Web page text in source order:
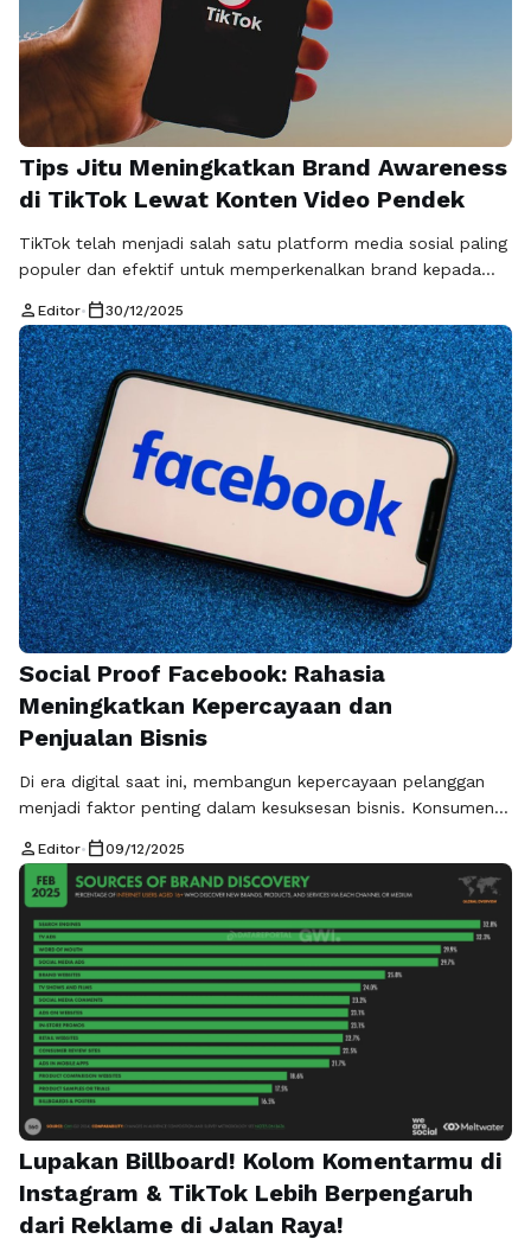
Tips Jitu Meningkatkan Brand Awareness
di TikTok Lewat Konten Video Pendek
TikTok telah menjadi salah satu platform media sosial paling
populer dan efektif untuk memperkenalkan brand kepada
TikTok memberikan kesempatan besar bagi brand untuk
menjangkau target market melalui konten video pendek yang
kreatif, menarik, dan mudah dibagikan. Namun, tidak semua
konten langsung viral atau berhasil menarik perhatian. Agar …
Baca Selengkapnya
person Editor• calendar_today30/12/2025
Social Proof Facebook: Rahasia
Meningkatkan Kepercayaan dan
Penjualan Bisnis
Di era digital saat ini, membangun kepercayaan pelanggan
menjadi faktor penting dalam kesuksesan bisnis. Konsumen
melainkan lebih menekankan pengalaman nyata dari
pengguna lain sebelum memutuskan membeli. Inilah
mengapa social proof Facebook menjadi strategi yang
sangat efektif untuk memperkuat reputasi brand sekaligus
meningkatkan penjualan. Facebook, sebagai salah satu …
Baca Selengkapnya
person Editor• calendar_today09/12/2025
Lupakan Billboard! Kolom Komentarmu di
Instagram & TikTok Lebih Berpengaruh
dari Reklame di Jalan Raya!